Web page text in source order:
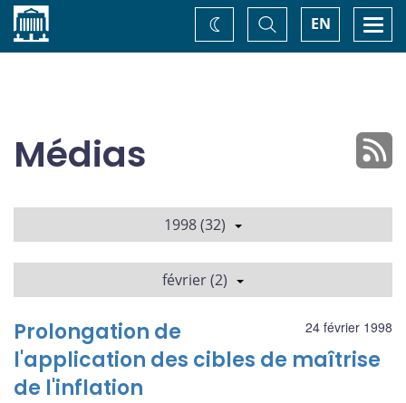
Accueil EN
Basculer
la
recherche
Changez
de
Médias
1998 (32)
février (2)
24 février 1998
Prolongation de
l'application des cibles de maîtrise
de l'inflation